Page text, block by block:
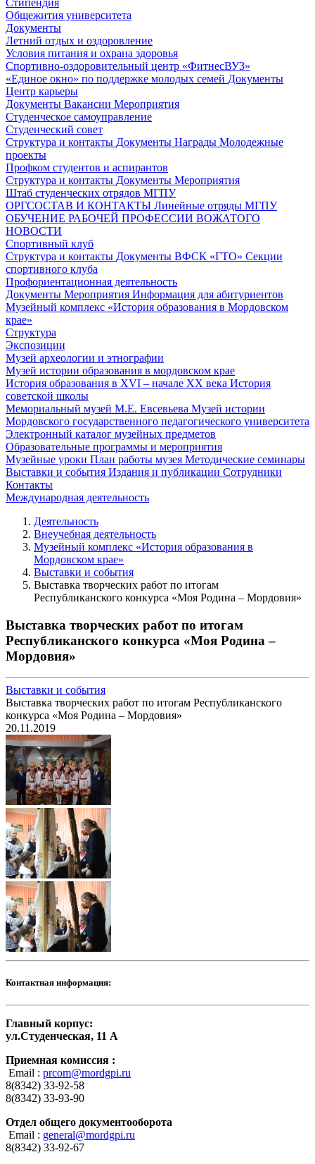
Общежития университета
Документы
Летний отдых и оздоровление
Условия питания и охрана здоровья
Спортивно-оздоровительный центр «ФитнесВУЗ»
«Единое окно» по поддержке молодых семей Документы
Центр карьеры
Документы Вакансии Мероприятия
Студенческое самоуправление
Студенческий совет
Структура и контакты Документы Награды Молодежные
проекты
Профком студентов и аспирантов
Структура и контакты Документы Мероприятия
Штаб студенческих отрядов МГПУ
ОРГСОСТАВ И КОНТАКТЫ Линейные отряды МГПУ
ОБУЧЕНИЕ РАБОЧЕЙ ПРОФЕССИИ ВОЖАТОГО
НОВОСТИ
Спортивный клуб
Структура и контакты Документы ВФСК «ГТО» Секции
спортивного клуба
Профориентационная деятельность
Документы Мероприятия Информация для абитуриентов
Музейный комплекс «История образования в Мордовском
крае»
Структура
Экспозиции
Музей археологии и этнографии
Музей истории образования в мордовском крае
История образования в XVI – начале XX века История
советской школы
Мемориальный музей М.Е. Евсевьева Музей истории
Мордовского государственного педагогического университета
Электронный каталог музейных предметов
Образовательные программы и мероприятия
Музейные уроки План работы музея Методические семинары
Выставки и события Издания и публикации Сотрудники
Контакты
Международная деятельность
Деятельность
Внеучебная деятельность
Музейный комплекс «История образования в
Мордовском крае»
Выставки и события
Выставка творческих работ по итогам
Республиканского конкурса «Моя Родина – Мордовия»
Выставка творческих работ по итогам
Республиканского конкурса «Моя Родина –
Мордовия»
Выставки и события
Выставка творческих работ по итогам Республиканского
конкурса «Моя Родина – Мордовия»
20.11.2019
Контактная информация:
Главный корпус:
ул.Студенческая, 11 А
Приемная комиссия :
Email : prcom@mordgpi.ru
8(8342) 33-92-58
8(8342) 33-93-90
Отдел общего документооборота
Email : general@mordgpi.ru
8(8342) 33-92-67